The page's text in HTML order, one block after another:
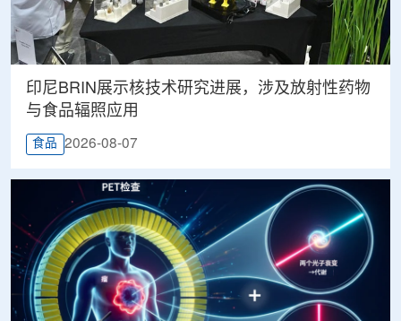
印尼BRIN展示核技术研究进展，涉及放射性药物
与食品辐照应用
食品 2026-08-07